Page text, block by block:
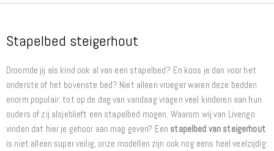
Stapelbed steigerhout
Droomde jij als kind ook al van een stapelbed? En koos je dan voor het
onderste of het bovenste bed? Niet alleen vroeger waren deze bedden
enorm populair: tot op de dag van vandaag vragen veel kinderen aan hun
ouders of zij alsjeblieft een stapelbed mogen. Waarom wij van Livengo
vinden dat hier je gehoor aan mag geven? Een stapelbed van steigerhout
is niet alleen super veilig, onze modellen zijn ook nog eens heel veelzijdig: